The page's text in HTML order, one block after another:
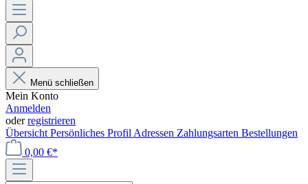
Menü schließen
Mein Konto
Anmelden
oderregistrieren
Übersicht Persönliches Profil Adressen Zahlungsarten Bestellungen
0,00 €*